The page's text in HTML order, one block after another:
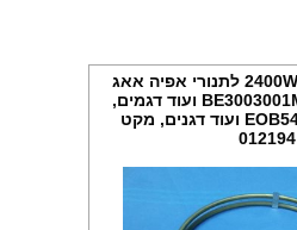
גוף חימום טורבו 2400W לתנורי אפיה אאג
BE3003001M, EOB5441AAX ועוד דגמים,
אלקטרולקס EOB5450 ועוד דגנים, מקט
012194